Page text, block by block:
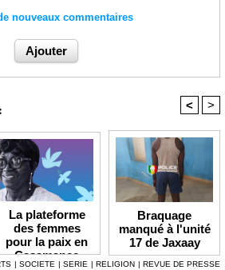
nouveaux commentaires
< >
La plateforme
des femmes
pour la paix en
Casamance
Braquage
manqué à l'unité
17 de Jaxaay
SOCIETE SERIE RELIGION REVUE DE PRESSE